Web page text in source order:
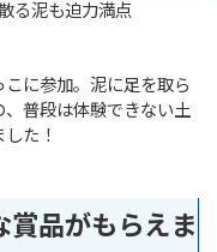
る泥も迫力満点
に参加。泥に足を取ら
普段は体験できない土
た！
賞品がもらえま